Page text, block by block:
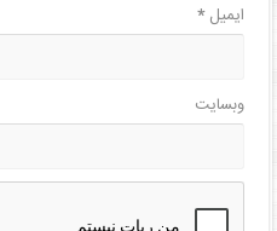
ایمیل*
وبسایت